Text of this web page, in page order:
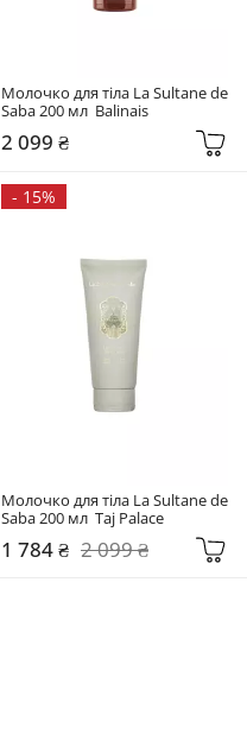
Молочко для тіла La Sultane de
Saba 200 мл  Balinais
2 099 ₴
- 15%
Молочко для тіла La Sultane de
Saba 200 мл  Taj Palace
1 784 ₴ 2 099 ₴